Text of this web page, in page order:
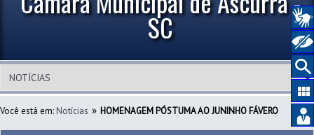
SC
Você está em: Notícias » HOMENAGEM PÓSTUMA AO JUNINHO FÁVERO